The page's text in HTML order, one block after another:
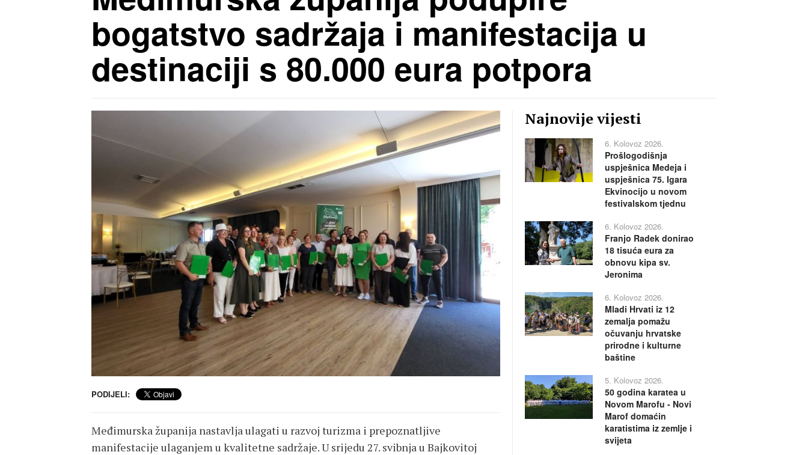
bogatstvo sadržaja i manifestacija u
destinaciji s 80.000 eura potpora
PODIJELI:
Međimurska županija nastavlja ulagati u razvoj turizma i prepoznatljive
manifestacije ulaganjem u kvalitetne sadržaje. U srijedu 27. svibnja u Bajkovitoj
Najnovije vijesti
6. Kolovoz 2026.
Prošlogodišnja
uspješnica Medeja i
uspješnica 75. Igara
Ekvinocijo u novom
festivalskom tjednu
6. Kolovoz 2026.
Franjo Radek donirao
18 tisuća eura za
obnovu kipa sv.
Jeronima
6. Kolovoz 2026.
Mladi Hrvati iz 12
zemalja pomažu
očuvanju hrvatske
prirodne i kulturne
baštine
5. Kolovoz 2026.
50 godina karatea u
Novom Marofu - Novi
Marof domaćin
karatistima iz zemlje i
svijeta